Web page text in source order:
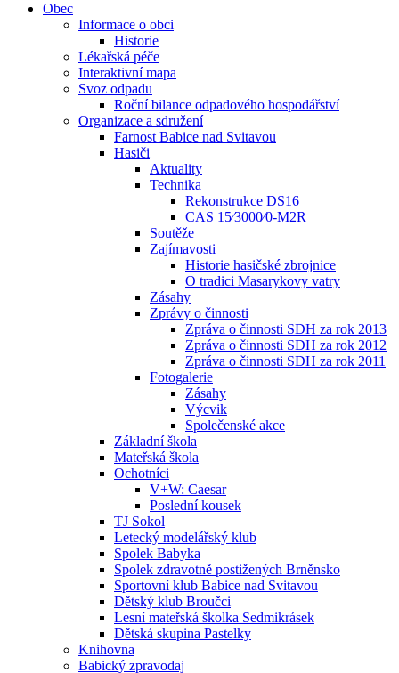
Obec
Informace o obci
Historie
Lékařská péče
Interaktivní mapa
Svoz odpadu
Roční bilance odpadového hospodářství
Organizace a sdružení
Farnost Babice nad Svitavou
Hasiči
Aktuality
Technika
Rekonstrukce DS16
CAS 15⁄3000⁄0-M2R
Soutěže
Zajímavosti
Historie hasičské zbrojnice
O tradici Masarykovy vatry
Zásahy
Zprávy o činnosti
Zpráva o činnosti SDH za rok 2013
Zpráva o činnosti SDH za rok 2012
Zpráva o činnosti SDH za rok 2011
Fotogalerie
Zásahy
Výcvik
Společenské akce
Základní škola
Mateřská škola
Ochotníci
V+W: Caesar
Poslední kousek
TJ Sokol
Letecký modelářský klub
Spolek Babyka
Spolek zdravotně postižených Brněnsko
Sportovní klub Babice nad Svitavou
Dětský klub Broučci
Lesní mateřská školka Sedmikrásek
Dětská skupina Pastelky
Knihovna
Babický zpravodaj